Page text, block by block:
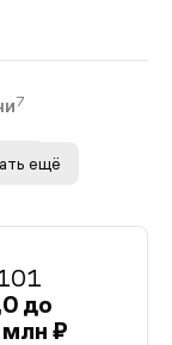
7
ещё
до
₽